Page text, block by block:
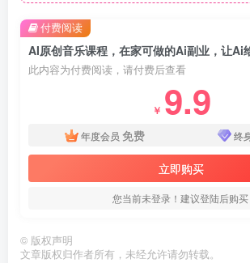
此内容为付费阅读，请付费后查看
￥ 9.9
年度会员 免费 终
立即购买
您当前未登录！建议登陆后购
付费阅读
© 版权声明
文章版权归作者所有，未经允许请勿转载。